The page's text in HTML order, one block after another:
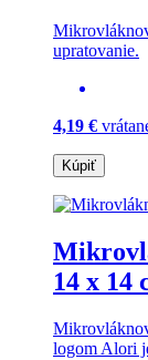
upratovanie.
4,19 €
Kúpiť
14 x 14
logom Alori